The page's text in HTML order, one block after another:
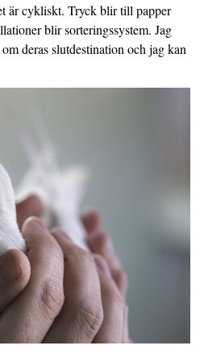
är cykliskt. Tryck blir till papper
blir sorteringssystem. Jag
deras slutdestination och jag kan